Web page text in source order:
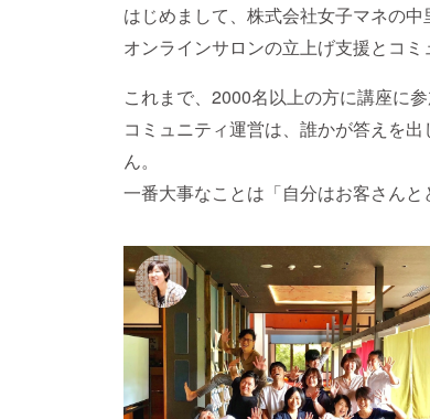
はじめまして、株式会社女子マネの中
オンラインサロンの立上げ支援とコ
これまで、2000名以上の方に講座に参
コミュニティ運営は、誰かが答えを
ん。
一番大事なことは「自分はお客さんと